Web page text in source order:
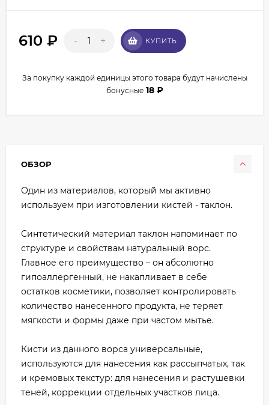
610 ₽ - + КУПИТЬ
За покупку каждой единицы этого товара будут начислены
бонусные 18 ₽
ОБЗОР
Один из материалов, который̆ мы активно
используем при изготовлении кистей - таклон.
Синтетический материал таклон напоминает по
структуре и свойствам натуральный ворс.
Главное его преимущество – он абсолютно
гипоаллергенный, не накапливает в себе
остатков косметики, позволяет контролировать
количество нанесенного продукта, не теряет
мягкости и формы даже при частом мытье.
Кисти из данного ворса универсальные,
используются для нанесения как рассыпчатых, так
и кремовых текстур: для нанесения и растушевки
теней, коррекции отдельных участков лица.